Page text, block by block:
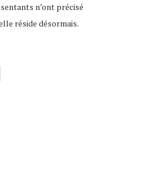
n’ont précisé
réside désormais.